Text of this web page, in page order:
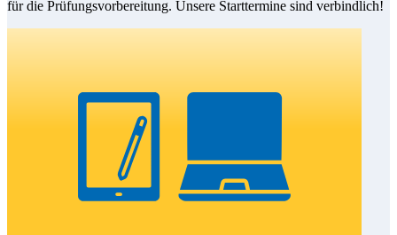
für die Prüfungsvorbereitung. Unsere Starttermine sind verbindlich!